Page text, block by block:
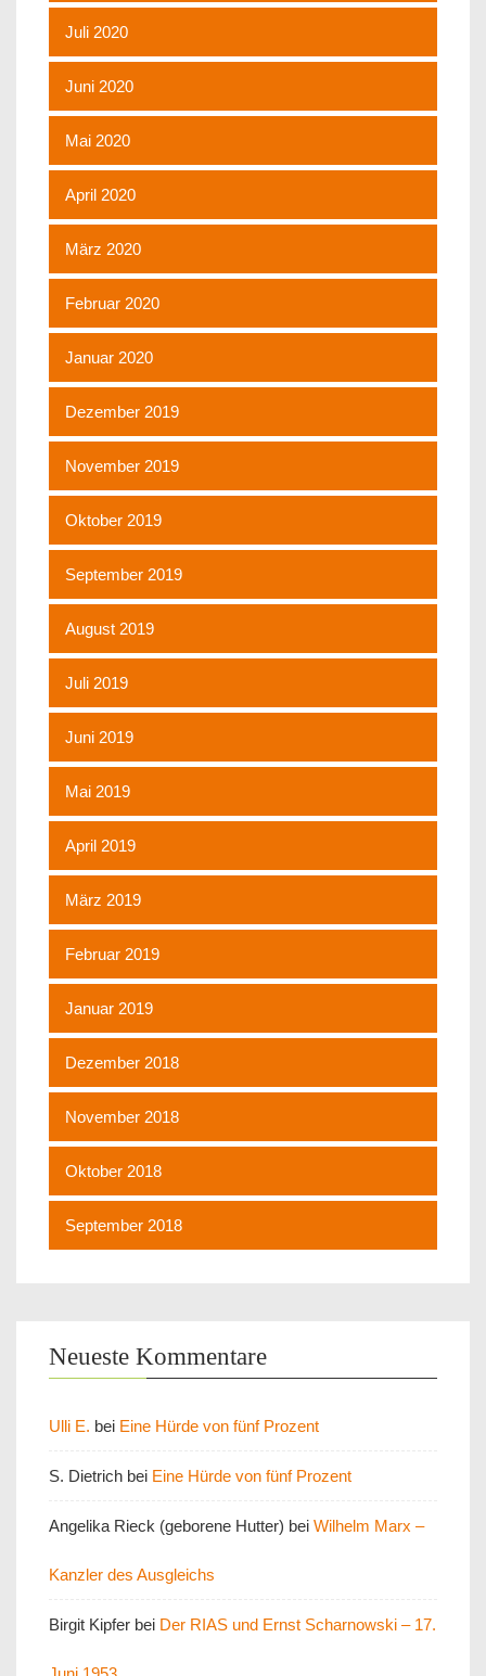
Juli 2020
Juni 2020
Mai 2020
April 2020
März 2020
Februar 2020
Januar 2020
Dezember 2019
November 2019
Oktober 2019
September 2019
August 2019
Juli 2019
Juni 2019
Mai 2019
April 2019
März 2019
Februar 2019
Januar 2019
Dezember 2018
November 2018
Oktober 2018
September 2018
Neueste Kommentare
Ulli E. bei Eine Hürde von fünf Prozent
S. Dietrich bei Eine Hürde von fünf Prozent
Angelika Rieck (geborene Hutter) bei Wilhelm Marx –
Kanzler des Ausgleichs
Birgit Kipfer bei Der RIAS und Ernst Scharnowski – 17.